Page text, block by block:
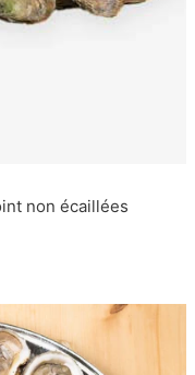
non écaillées